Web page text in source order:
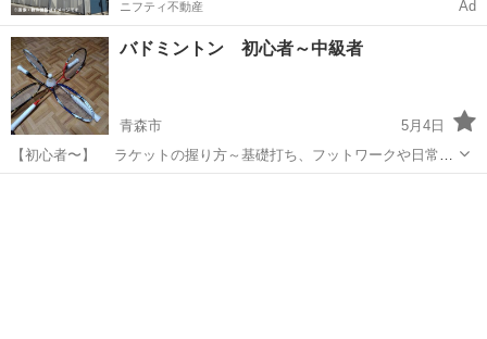
ニフティ不動産 Ad
バドミントン 初心者～中級者
青森市
5月4日
【初心者〜】 ラケットの握り方～基礎打ち、フットワークや日常㊙️
練習方法 【中級者】 打型、フォーム、ラケットワーク、フットワー